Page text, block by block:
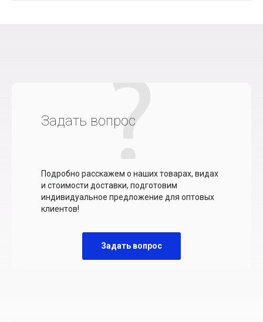
Задать вопрос
Подробно расскажем о наших товарах, видах
и стоимости доставки, подготовим
индивидуальное предложение для оптовых
клиентов!
Задать вопрос